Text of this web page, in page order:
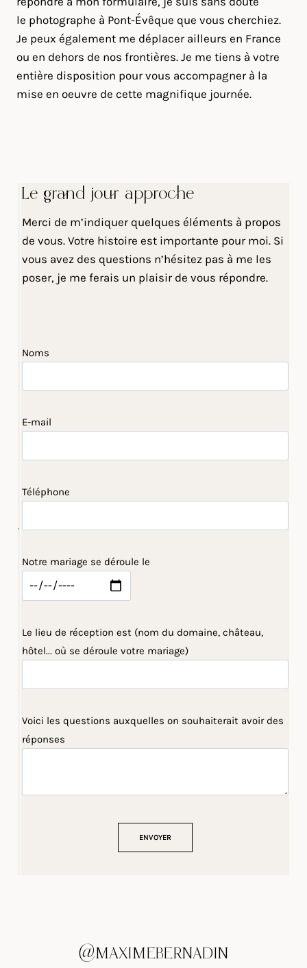
le photographe à Pont-Évêque que vous cherchiez.
Je peux également me déplacer ailleurs en France
ou en dehors de nos frontières. Je me tiens à votre
entière disposition pour vous accompagner à la
mise en oeuvre de cette magnifique journée.
Le grand jour approche
Merci de m’indiquer quelques éléments à propos
de vous. Votre histoire est importante pour moi. Si
vous avez des questions n’hésitez pas à me les
poser, je me ferais un plaisir de vous répondre.
Noms
E-mail
Téléphone
Notre mariage se déroule le
Le lieu de réception est (nom du domaine, château,
hôtel... où se déroule votre mariage)
Voici les questions auxquelles on souhaiterait avoir des
réponses
@MAXIMEBERNADIN